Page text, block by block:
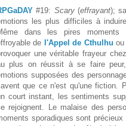
#19: Scary(effrayant);
les plus difficiles à
dans les pires moments
de l'Appel de Cthulhu
une véritable frayeur
plus on réussit à se faire
supposées des
que ce n'est qu'une fiction.
court instant, les sentiments
rejoignent. Le malaise des
sporadiques sont